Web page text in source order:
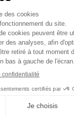
vérifier les
propose
garantir la